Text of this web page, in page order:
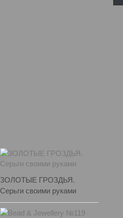
ЗОЛОТЫЕ ГРОЗДЬЯ.
Серьги своими руками